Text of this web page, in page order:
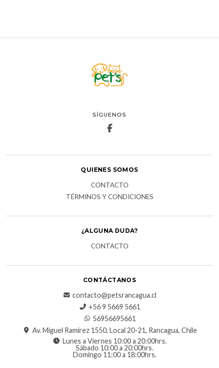
SÍGUENOS
QUIENES SOMOS
CONTACTO
TÉRMINOS Y CONDICIONES
¿ALGUNA DUDA?
CONTACTO
CONTÁCTANOS
contacto@petsrancagua.cl
‪+56 9 5669 5661‬
56956695661‬
Av. Miguel Ramírez 1550, Local 20-21, Rancagua, Chile
Lunes a Viernes 10:00 a 20:00hrs.
Sábado 10:00 a 20:00hrs.
Domingo 11:00 a 18:00hrs.